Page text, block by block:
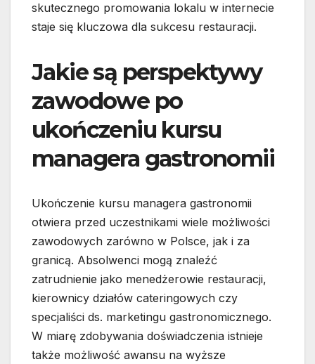
skutecznego promowania lokalu w internecie
staje się kluczowa dla sukcesu restauracji.
Jakie są perspektywy
zawodowe po
ukończeniu kursu
managera gastronomii
Ukończenie kursu managera gastronomii
otwiera przed uczestnikami wiele możliwości
zawodowych zarówno w Polsce, jak i za
granicą. Absolwenci mogą znaleźć
zatrudnienie jako menedżerowie restauracji,
kierownicy działów cateringowych czy
specjaliści ds. marketingu gastronomicznego.
W miarę zdobywania doświadczenia istnieje
także możliwość awansu na wyższe